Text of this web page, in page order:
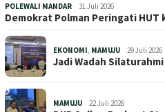
POLEWALI MANDAR 31 Juli 2026
Demokrat Polman Peringati
EKONOMI MAMUJU 29 Juli 2026
Jadi Wadah
MAMUJU 22 Juli 2026